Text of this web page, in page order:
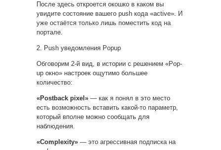
После здесь откроется окошко в каком вы
увидите состояние вашего push кода «active». И
уже остаётся только лишь поместить код на
портале.
2. Push уведомления Popup
Обговорим 2-й вид, в истории с решением «Pop-
up окно» настроек ощутимо большее
количество:
«Postback pixel» — как я понял в это место
есть возможность вставить какой-то параметр,
который вполне можно сообщать для
наблюдения.
«Complexity» — это агрессивная подписка на